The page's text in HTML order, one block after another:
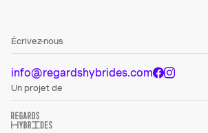
Écrivez-nous
info@regardshybrides.com
Un projet de